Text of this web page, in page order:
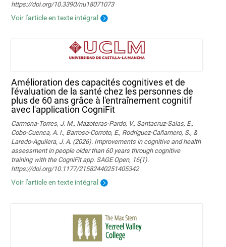
https://doi.org/10.3390/nu18071073
Voir l'article en texte intégral
Amélioration des capacités cognitives et de
l'évaluation de la santé chez les personnes de
plus de 60 ans grâce à l'entraînement cognitif
avec l'application CogniFit
Carmona-Torres, J. M., Mazoteras-Pardo, V., Santacruz-Salas, E.,
Cobo-Cuenca, A. I., Barroso-Corroto, E., Rodríguez-Cañamero, S., &
Laredo-Aguilera, J. A. (2026). Improvements in cognitive and health
assessment in people older than 60 years through cognitive
training with the CogniFit app. SAGE Open, 16(1).
https://doi.org/10.1177/21582440251405342
Voir l'article en texte intégral